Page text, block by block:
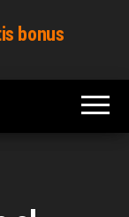
bonus